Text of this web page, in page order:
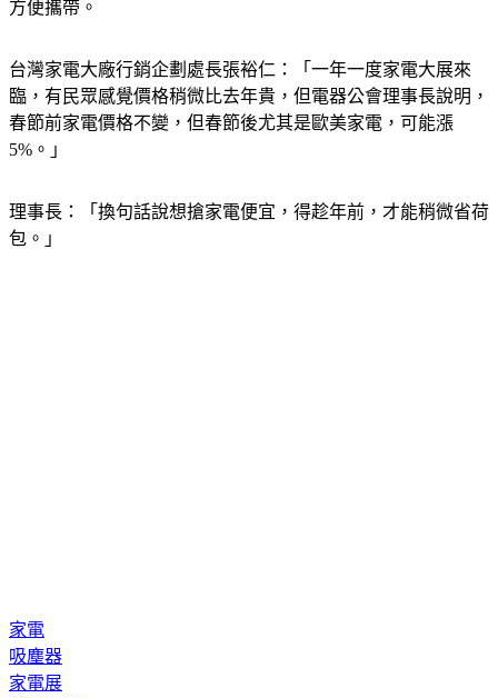
方便攜帶。
台灣家電大廠行銷企劃處長張裕仁：「一年一度家電大展來
臨，有民眾感覺價格稍微比去年貴，但電器公會理事長說明，
春節前家電價格不變，但春節後尤其是歐美家電，可能漲
5%。」
理事長：「換句話說想搶家電便宜，得趁年前，才能稍微省荷
包。」
家電
吸塵器
家電展